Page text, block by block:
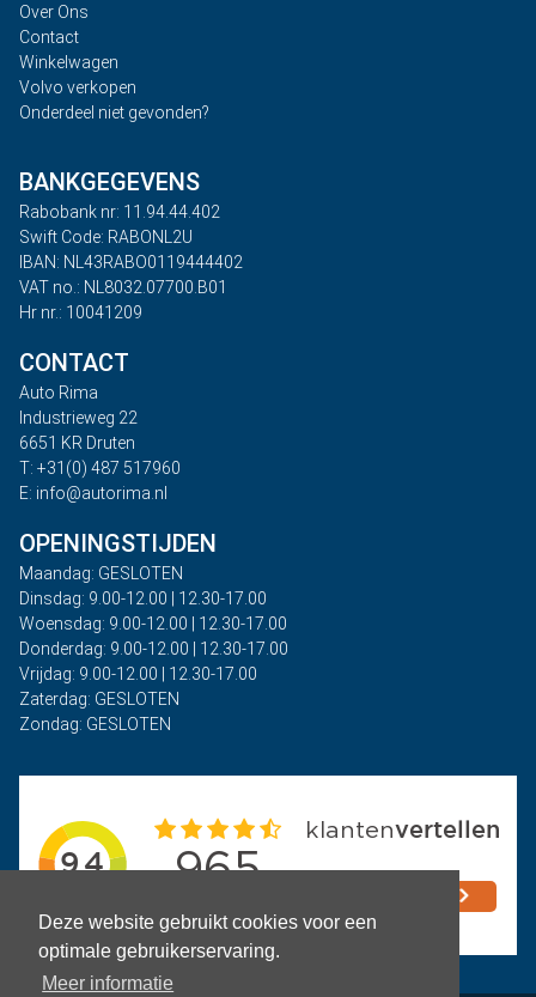
Deze website gebruikt cookies voor een
optimale gebruikerservaring.
Meer informatie
Over Ons
Contact
Winkelwagen
Volvo verkopen
Onderdeel niet gevonden?
BANKGEGEVENS
Rabobank nr: 11.94.44.402
Swift Code: RABONL2U
IBAN: NL43RABO0119444402
VAT no.: NL8032.07700.B01
Hr nr.: 10041209
CONTACT
Auto Rima
Industrieweg 22
6651 KR Druten
T: +31(0) 487 517960
E: info@autorima.nl
OPENINGSTIJDEN
Maandag: GESLOTEN
Dinsdag: 9.00-12.00 | 12.30-17.00
Woensdag: 9.00-12.00 | 12.30-17.00
Donderdag: 9.00-12.00 | 12.30-17.00
Vrijdag: 9.00-12.00 | 12.30-17.00
Zaterdag: GESLOTEN
Zondag: GESLOTEN